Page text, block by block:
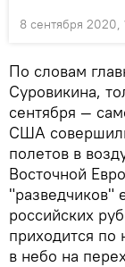
8 сентября 2020,
По словам
Суровикина,
сентября —
США
полетов в
Восточной
"разведчиков"
российских
приходится по
в небо на